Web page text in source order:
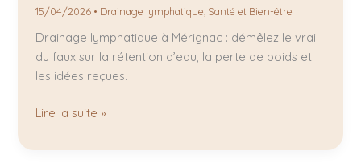
15/04/2026 • Drainage lymphatique Santé et Bien-être
Drainage lymphatique à Mérignac : démêlez le vrai
du faux sur la rétention d’eau, la perte de poids et
les idées reçues.
Lire la suite »